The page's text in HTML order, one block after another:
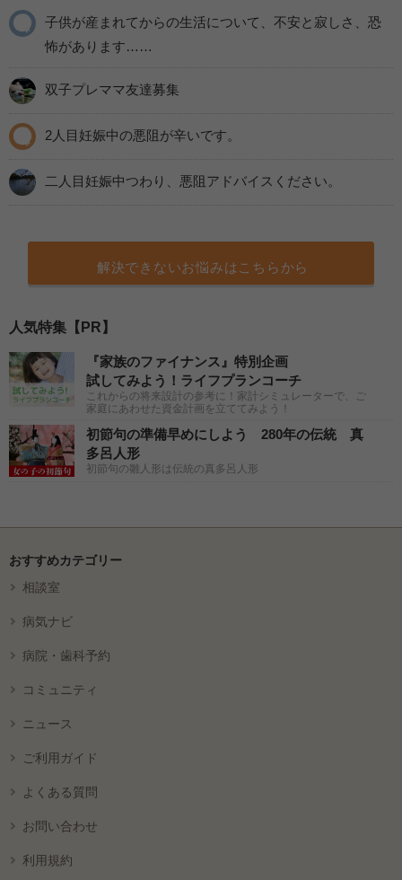
子供が産まれてからの生活について、不安と寂しさ、恐
怖があります……
双子プレママ友達募集
2人目妊娠中の悪阻が辛いです。
二人目妊娠中つわり、悪阻アドバイスください。
解決できないお悩みはこちらから
人気特集【PR】
『家族のファイナンス』特別企画
試してみよう！ライフプランコーチ
これからの将来設計の参考に！家計シミュレーターで、ご
家庭にあわせた資金計画を立ててみよう！
初節句の準備早めにしよう 280年の伝統 真
多呂人形
初節句の雛人形は伝統の真多呂人形
おすすめカテゴリー
相談室
病気ナビ
病院・歯科予約
コミュニティ
ニュース
ご利用ガイド
よくある質問
お問い合わせ
利用規約